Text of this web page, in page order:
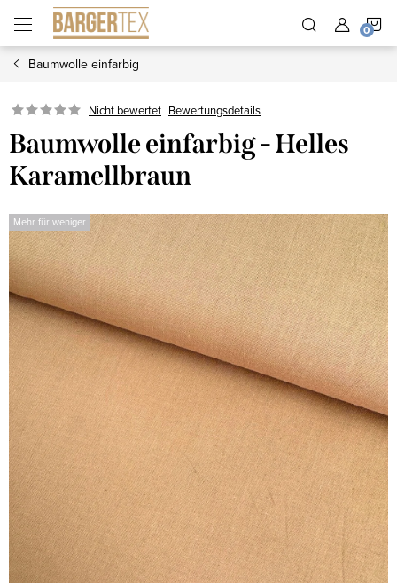
Inhalt
springen
Baumwolle einfarbig
Nicht bewertet Bewertungsdetails
Baumwolle einfarbig - Helles
Karamellbraun
Mehr für weniger